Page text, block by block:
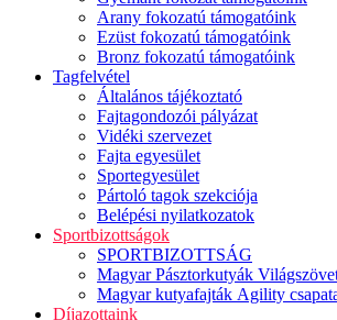
Arany fokozatú támogatóink
Ezüst fokozatú támogatóink
Bronz fokozatú támogatóink
Tagfelvétel
Általános tájékoztató
Fajtagondozói pályázat
Vidéki szervezet
Fajta egyesület
Sportegyesület
Pártoló tagok szekciója
Belépési nyilatkozatok
Sportbizottságok
SPORTBIZOTTSÁG
Magyar Pásztorkutyák
Magyar kutyafajták Agility
Díjazottaink